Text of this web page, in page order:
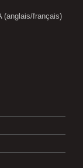
(anglais/français)